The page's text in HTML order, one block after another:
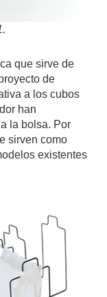
que sirve de
de
a los cubos
han
la bolsa. Por
sirven como
existentes